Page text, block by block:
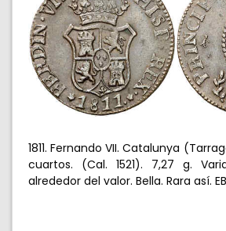
1811. Fernando VII. Catalunya
cuartos. (Cal. 1521). 7,27 g.
alrededor del valor. Bella. Rara así.